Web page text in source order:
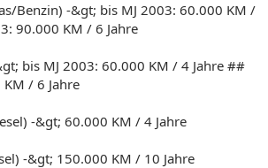
Benzin) -&gt; bis MJ 2003: 60.000 KM /
90.000 KM / 6 Jahre
bis MJ 2003: 60.000 KM / 4 Jahre ##
/ 6 Jahre
-&gt; 60.000 KM / 4 Jahre
-&gt; 150.000 KM / 10 Jahre